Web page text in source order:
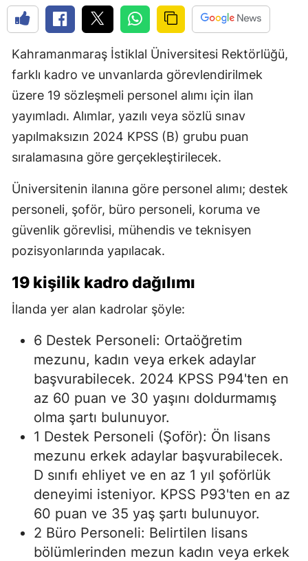
Kahramanmaraş İstiklal Üniversitesi Rektörlüğü,
farklı kadro ve unvanlarda görevlendirilmek
üzere 19 sözleşmeli personel alımı için ilan
yayımladı. Alımlar, yazılı veya sözlü sınav
yapılmaksızın 2024 KPSS (B) grubu puan
sıralamasına göre gerçekleştirilecek.
Üniversitenin ilanına göre personel alımı; destek
personeli, şoför, büro personeli, koruma ve
güvenlik görevlisi, mühendis ve teknisyen
pozisyonlarında yapılacak.
19 kişilik kadro dağılımı
İlanda yer alan kadrolar şöyle:
6 Destek Personeli: Ortaöğretim
mezunu, kadın veya erkek adaylar
başvurabilecek. 2024 KPSS P94'ten en
az 60 puan ve 30 yaşını doldurmamış
olma şartı bulunuyor.
1 Destek Personeli (Şoför): Ön lisans
mezunu erkek adaylar başvurabilecek.
D sınıfı ehliyet ve en az 1 yıl şoförlük
deneyimi isteniyor. KPSS P93'ten en az
60 puan ve 35 yaş şartı bulunuyor.
2 Büro Personeli: Belirtilen lisans
bölümlerinden mezun kadın veya erkek